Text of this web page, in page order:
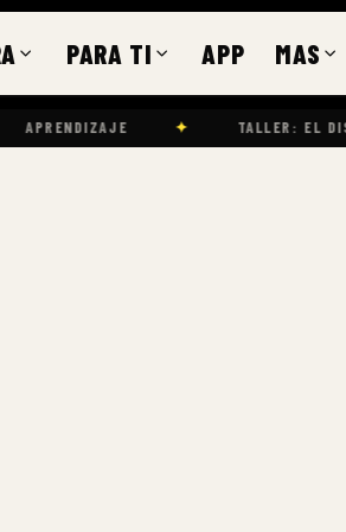
PARA TI APP MAS
✦ TALLER: EL DISEÑO DE ARTE